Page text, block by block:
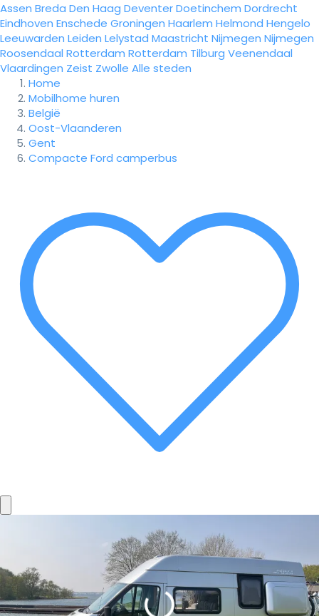
Assen Breda Den Haag DeventerDoetinchem Dordrecht
Eindhoven Enschede Groningen Haarlem Helmond Hengelo
Leeuwarden Leiden Lelystad Maastricht Nijmegen Nijmegen
Roosendaal Rotterdam Rotterdam Tilburg Veenendaal
Vlaardingen Zeist Zwolle Alle steden
Home
Mobilhome huren
België
Oost-Vlaanderen
Gent
Compacte Ford camperbus